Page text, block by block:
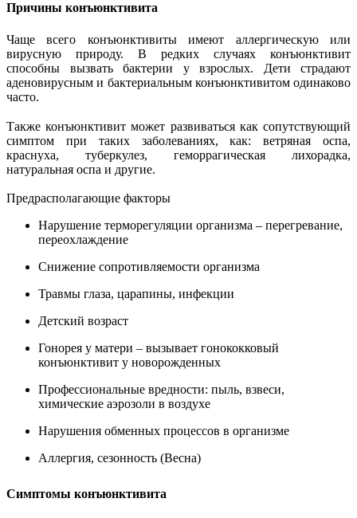
Причины конъюнктивита
Чаще всего конъюнктивиты имеют аллергическую или
вирусную природу. В редких случаях конъюнктивит
способны вызвать бактерии у взрослых. Дети страдают
аденовирусным и бактериальным конъюнктивитом одинаково
часто.
Также конъюнктивит может развиваться как сопутствующий
симптом при таких заболеваниях, как: ветряная оспа,
краснуха, туберкулез, геморрагическая лихорадка,
натуральная оспа и другие.
Предрасполагающие факторы
Нарушение терморегуляции организма – перегревание,
переохлаждение
Снижение сопротивляемости организма
Травмы глаза, царапины, инфекции
Детский возраст
Гонорея у матери – вызывает гонококковый
конъюнктивит у новорожденных
Профессиональные вредности: пыль, взвеси,
химические аэрозоли в воздухе
Нарушения обменных процессов в организме
Аллергия, сезонность (Весна)
Симптомы конъюнктивита